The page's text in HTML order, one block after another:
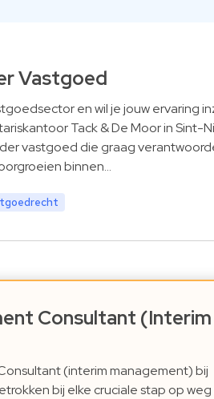
Vastgoed
en wil je jouw ervaring
Tack & De Moor in Sint-
vastgoed die graag
binnen…
Consultant (Interim
(interim management) bij
bij elke cruciale stap op weg